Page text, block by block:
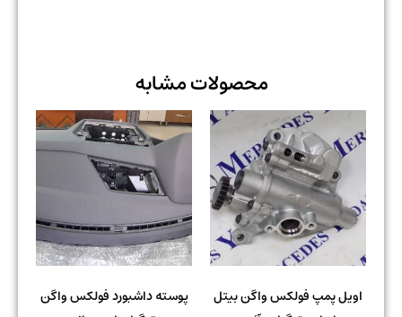
محصولات مشابه
اویل پمپ فولکس واگن بیتل
پوسته داشبورد فولکس واگن